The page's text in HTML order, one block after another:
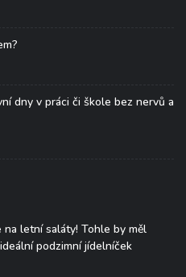
dny v práci či škole bez nervů a
na letní saláty! Tohle by měl
podzimní jídelníček